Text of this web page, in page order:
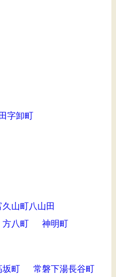
字卸町
久山町八山田
方八町 神明町
坂町
常磐下湯長谷町